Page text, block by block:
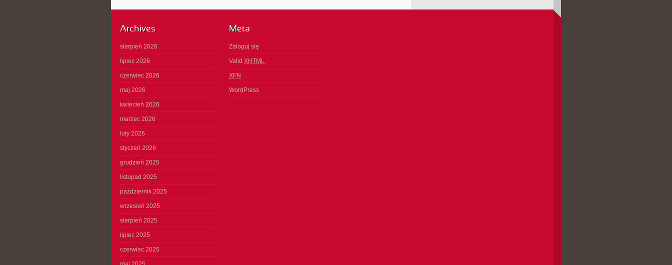
Archives
sierpień 2026
lipiec 2026
czerwiec 2026
maj 2026
kwiecień 2026
marzec 2026
luty 2026
styczeń 2026
grudzień 2025
listopad 2025
październik 2025
wrzesień 2025
sierpień 2025
lipiec 2025
czerwiec 2025
Meta
Zaloguj się
Valid XHTML
XFN
WordPress